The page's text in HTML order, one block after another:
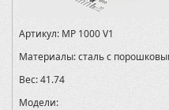
Артикул: MP 1000 V1
Материалы:сталь с
Вес:41.74
Модели: